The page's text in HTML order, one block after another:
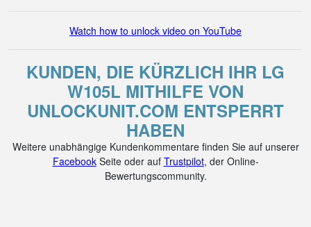
Watch how to unlock video on YouTube
KUNDEN, DIE KÜRZLICH IHR LG
W105L MITHILFE VON
UNLOCKUNIT.COM ENTSPERRT
HABEN
Weitere unabhängige Kundenkommentare finden Sie auf unserer
FacebookSeite oder auf Trustpilot, der Online-
Bewertungscommunity.